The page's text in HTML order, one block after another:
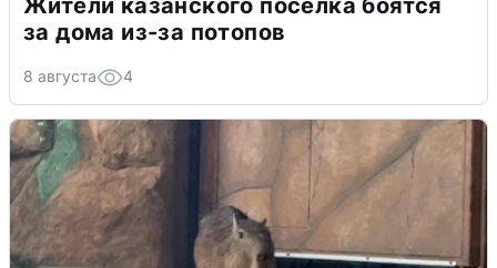
за дома из-за потопов
8 августа 4